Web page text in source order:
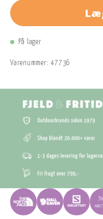
På lager
Varenummer: 47736